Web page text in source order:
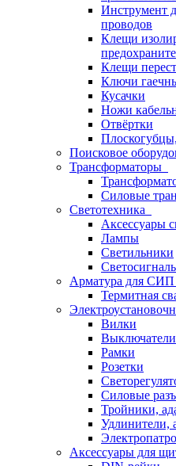
Инструмент
проводов
Клещи
Клещи
Ключи
Кусачки
Ножи
Отвёртки
Поисковое
Трансформаторы
Силовые
Светотехника
Аксессуары
Лампы
Светильники
Арматура для
Термитная
Вилки
Выключатели
Рамки
Розетки
Силовые
Тройники,
Удлинители,
Аксессуары для